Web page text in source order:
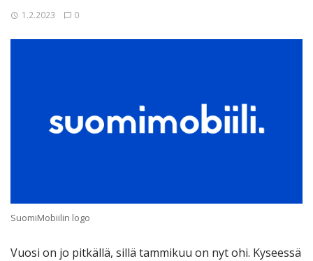
1.2.2023 0
SuomiMobiilin logo
Vuosi on jo pitkällä, sillä tammikuu on nyt ohi. Kyseessä